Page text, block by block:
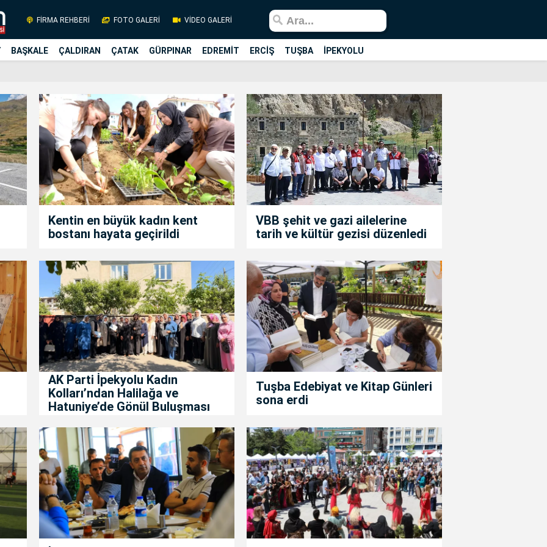
FİRMA REHBERİ FOTO GALERİ VİDEO GALERİ
BAŞKALE ÇALDIRAN ÇATAK GÜRPINAR EDREMİT ERCİŞ TUŞBA İPEKYOLU
Kentin en büyük kadın kent
bostanı hayata geçirildi
VBB şehit ve gazi ailelerine
tarih ve kültür gezisi düzenledi
AK Parti İpekyolu Kadın
Kolları’ndan Halilağa ve
Hatuniye’de Gönül Buluşması
Tuşba Edebiyat ve Kitap Günleri
sona erdi